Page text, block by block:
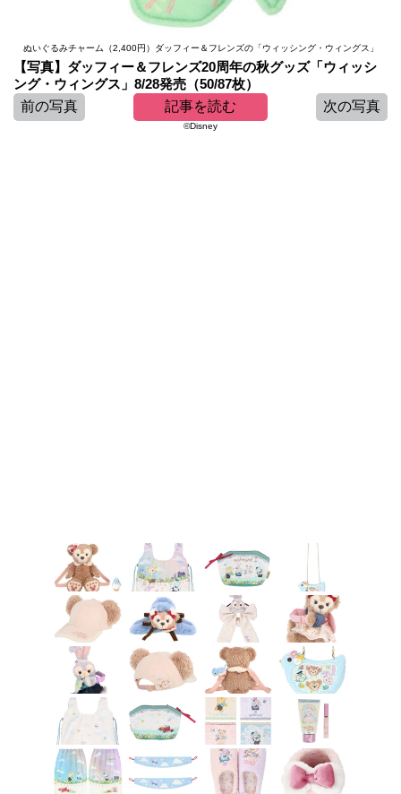
ぬいぐるみチャーム（2,400円）ダッフィー＆フレンズの「ウィッシング・ウィングス」
【写真】ダッフィー＆フレンズ20周年の秋グッズ「ウィッシ
ング・ウィングス」8/28発売（50/87枚）
前の写真
記事を読む 次の写真
©Disney